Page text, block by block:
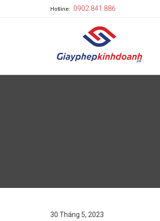
Hotline: 0902.841.886
30 Tháng 5, 2023